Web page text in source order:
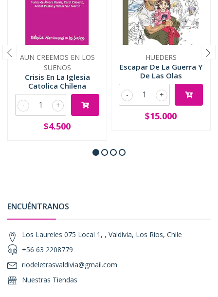
AUN CREEMOS EN LOS
SUEÑOS
Crisis En La Iglesia
Catolica Chilena
+
-
$4.500
HUEDERS
Escapar De La Guerra Y
De Las Olas
+
-
$15.000
ENCUÉNTRANOS
Los Laureles 075 Local 1, , Valdivia, Los Ríos, Chile
+56 63 2208779
riodeletrasvaldivia@gmail.com
Nuestras Tiendas